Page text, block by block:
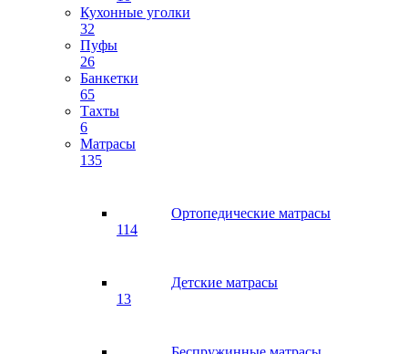
Кухонные уголки
32
Пуфы
26
Банкетки
65
Тахты
6
Матрасы
135
Ортопедические матрасы
114
Детские матрасы
13